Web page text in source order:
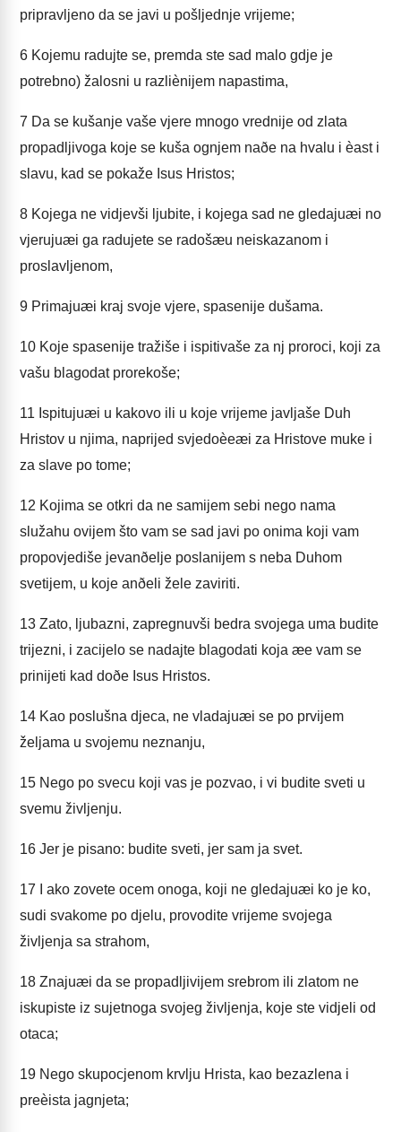
pripravljeno da se javi u pošljednje vrijeme;
6 Kojemu radujte se, premda ste sad malo gdje je
potrebno) žalosni u razliènijem napastima,
7 Da se kušanje vaše vjere mnogo vrednije od zlata
propadljivoga koje se kuša ognjem naðe na hvalu i èast i
slavu, kad se pokaže Isus Hristos;
8 Kojega ne vidjevši ljubite, i kojega sad ne gledajuæi no
vjerujuæi ga radujete se radošæu neiskazanom i
proslavljenom,
9 Primajuæi kraj svoje vjere, spasenije dušama.
10 Koje spasenije tražiše i ispitivaše za nj proroci, koji za
vašu blagodat prorekoše;
11 Ispitujuæi u kakovo ili u koje vrijeme javljaše Duh
Hristov u njima, naprijed svjedoèeæi za Hristove muke i
za slave po tome;
12 Kojima se otkri da ne samijem sebi nego nama
služahu ovijem što vam se sad javi po onima koji vam
propovjediše jevanðelje poslanijem s neba Duhom
svetijem, u koje anðeli žele zaviriti.
13 Zato, ljubazni, zapregnuvši bedra svojega uma budite
trijezni, i zacijelo se nadajte blagodati koja æe vam se
prinijeti kad doðe Isus Hristos.
14 Kao poslušna djeca, ne vladajuæi se po prvijem
željama u svojemu neznanju,
15 Nego po svecu koji vas je pozvao, i vi budite sveti u
svemu življenju.
16 Jer je pisano: budite sveti, jer sam ja svet.
17 I ako zovete ocem onoga, koji ne gledajuæi ko je ko,
sudi svakome po djelu, provodite vrijeme svojega
življenja sa strahom,
18 Znajuæi da se propadljivijem srebrom ili zlatom ne
iskupiste iz sujetnoga svojeg življenja, koje ste vidjeli od
otaca;
19 Nego skupocjenom krvlju Hrista, kao bezazlena i
preèista jagnjeta;